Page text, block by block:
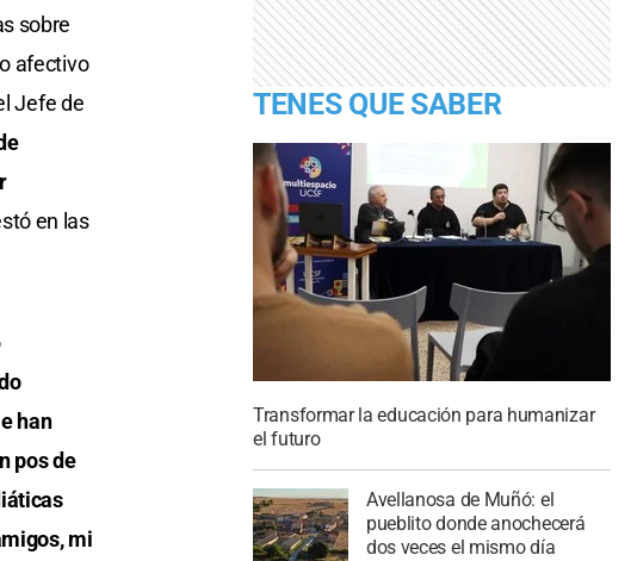
sobre
afectivo
Jefe de
en las
han
pos de
mi
TENES QUE SABER
Transformar la educación para humanizar
el futuro
Avellanosa de Muñó: el
pueblito donde anochecerá
dos veces el mismo día